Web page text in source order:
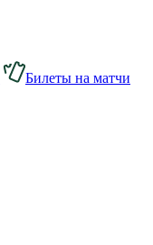
Билеты на матчи